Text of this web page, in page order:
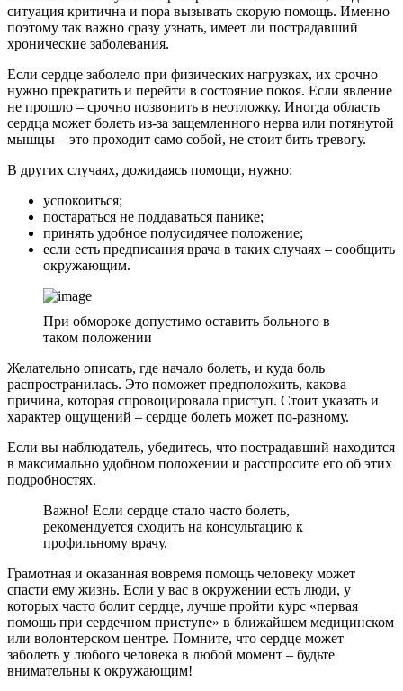
ситуация критична и пора вызывать скорую помощь. Именно
поэтому так важно сразу узнать, имеет ли пострадавший
хронические заболевания.
Если сердце заболело при физических нагрузках, их срочно
нужно прекратить и перейти в состояние покоя. Если явление
не прошло – срочно позвонить в неотложку. Иногда область
сердца может болеть из-за защемленного нерва или потянутой
мышцы – это проходит само собой, не стоит бить тревогу.
В других случаях, дожидаясь помощи, нужно:
успокоиться;
постараться не поддаваться панике;
принять удобное полусидячее положение;
если есть предписания врача в таких случаях – сообщить
окружающим.
При обмороке допустимо оставить больного в
таком положении
Желательно описать, где начало болеть, и куда боль
распространилась. Это поможет предположить, какова
причина, которая спровоцировала приступ. Стоит указать и
характер ощущений – сердце болеть может по-разному.
Если вы наблюдатель, убедитесь, что пострадавший находится
в максимально удобном положении и расспросите его об этих
подробностях.
Важно! Если сердце стало часто болеть,
рекомендуется сходить на консультацию к
профильному врачу.
Грамотная и оказанная вовремя помощь человеку может
спасти ему жизнь. Если у вас в окружении есть люди, у
которых часто болит сердце, лучше пройти курс «первая
помощь при сердечном приступе» в ближайшем медицинском
или волонтерском центре. Помните, что сердце может
заболеть у любого человека в любой момент – будьте
внимательны к окружающим!